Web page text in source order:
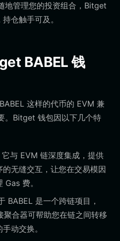
地管理您的投资组合，Bitget
仓触手可及。
BABEL 钱
这样的代币的 EVM 兼
。Bitget 钱包因以下几个特
它与 EVM 链深度集成，提供
无缝交互，让您在交易模因
费。
BABEL 是一个跨链项目，
合器可帮助您在链之间转移
动交换。